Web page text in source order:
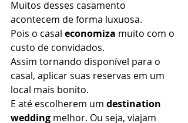
Muitos desses casamento
acontecem de forma luxuosa.
Pois o casal economiza muito com o
custo de convidados.
Assim tornando disponível para o
casal, aplicar suas reservas em um
local mais bonito.
E até escolherem um destination
wedding melhor. Ou seja, viajam